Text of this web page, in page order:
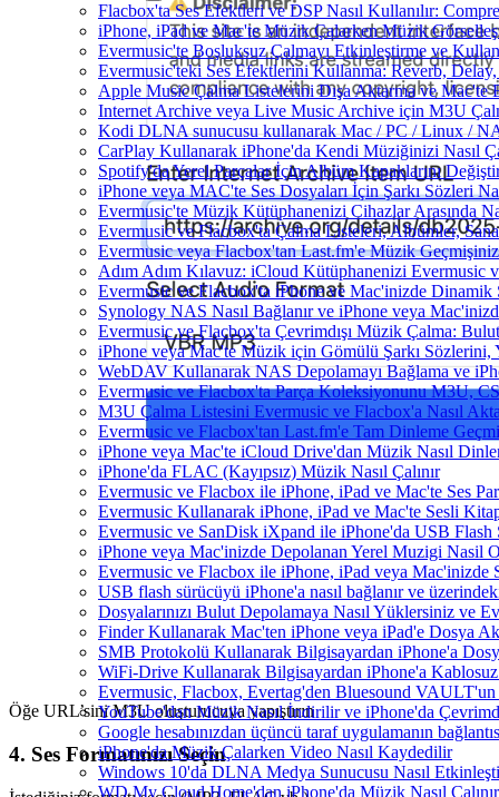
Flacbox'ta Ses Efektleri ve DSP Nasıl Kullanılır:
iPhone, iPad ve Mac'te Müzik Çalarken Müzik
Evermusic'te Boşluksuz Çalmayı Etkinleştirme ve
Evermusic'teki Ses Efektlerini Kullanma: Reverb,
Apple Music Çalma Listelerini Dışa Aktarma ve Mac'te
Internet Archive veya Live Music Archive için M3U
Kodi DLNA sunucusu kullanarak Mac / PC / Linux /
CarPlay Kullanarak iPhone'da Kendi Müziğinizi Nasıl
Spotify'da Yerel Parçalar İçin Albüm Kapaklarını
iPhone veya MAC'te Ses Dosyaları İçin Şarkı Sözleri
Evermusic'te Müzik Kütüphanenizi Cihazlar Arasında
Evermusic ve Flacbox'ta Çalma Listeleri, Albümler,
Evermusic veya Flacbox'tan Last.fm'e Müzik
Adım Adım Kılavuz: iCloud Kütüphanenizi Evermusic
Evermusic ve Flacbox'ta iPhone ve Mac'inizde Dinamik
Synology NAS Nasıl Bağlanır ve iPhone veya
Evermusic ve Flacbox'ta Çevrimdışı Müzik Çalma:
iPhone veya Mac'te Müzik için Gömülü Şarkı Sözlerini,
WebDAV Kullanarak NAS Depolamayı Bağlama ve
Evermusic ve Flacbox'ta Parça Koleksiyonunu M3U,
M3U Çalma Listesini Evermusic ve Flacbox'a Nasıl
Evermusic ve Flacbox'tan Last.fm'e Tam Dinleme
iPhone veya Mac'te iCloud Drive'dan Müzik Nasıl
iPhone'da FLAC (Kayıpsız) Müzik Nasıl Çalınır
Evermusic ve Flacbox ile iPhone, iPad ve Mac'te Ses
Evermusic Kullanarak iPhone, iPad ve Mac'te Sesli
Evermusic ve SanDisk iXpand ile iPhone'da USB Flash
iPhone veya Mac'inizde Depolanan Yerel Muzigi Nasil
Evermusic ve Flacbox ile iPhone, iPad veya Mac'inizde
USB flash sürücüyü iPhone'a nasıl bağlanır ve
Dosyalarınızı Bulut Depolamaya Nasıl Yüklersiniz ve
Finder Kullanarak Mac'ten iPhone veya iPad'e Dosya
SMB Protokolü Kullanarak Bilgisayardan iPhone'a
WiFi-Drive Kullanarak Bilgisayardan iPhone'a Kablosuz
Evermusic, Flacbox, Evertag'den Bluesound VAULT'un
YouTube'dan Müzik Nasıl İndirilir ve iPhone'da
Google hesabınızdan üçüncü taraf uygulamanın
iPhone'da Müzik Çalarken Video Nasıl Kaydedilir
Windows 10'da DLNA Medya Sunucusu Nasıl
WD My Cloud Home'dan iPhone'da Müzik Nasıl Çalınır
Öğe URL’sini M3U oluşturucuya yapıştırın
4. Ses Formatınızı Seçin